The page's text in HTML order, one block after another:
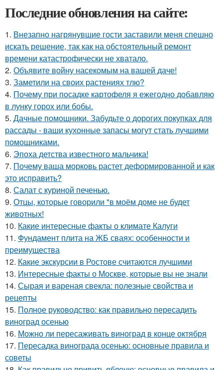
Последние обновления на сайте:
1. Внезапно нагрянувшие гости заставили меня спешно
искать решение, так как на обстоятельный ремонт
времени катастрофически не хватало.
2. Объявите войну насекомым на вашей даче!
3. Заметили на своих растениях тлю?
4. Почему при посадке картофеля я ежегодно добавляю
в лунку горох или бобы.
5. Дачные помощники. Забудьте о дорогих покупках для
рассады - ваши кухонные запасы могут стать лучшими
помощниками.
6. Эпоха детства известного мальчика!
7. Почему ваша морковь растет деформированной и как
это исправить?
8. Салат с куриной печенью.
9. Отцы, которые говорили "в моём доме не будет
животных!
10. Какие интересные факты о климате Калуги
11. Фундамент плита на ЖБ сваях: особенности и
преимущества
12. Какие экскурсии в Ростове считаются лучшими
13. Интересные факты о Москве, которые вы не знали
14. Сырая и вареная свекла: полезные свойства и
рецепты
15. Полное руководство: как правильно пересадить
виноград осенью
16. Можно ли пересаживать виноград в конце октября
17. Пересадка винограда осенью: основные правила и
советы